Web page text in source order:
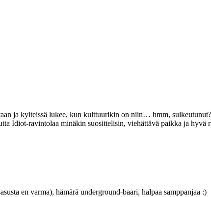
ja kylteissä lukee, kun kulttuurikin on niin… hmm,
Idiot-ravintolaa minäkin suosittelisin, viehättävä paikka ja hyvä
en varma), hämärä underground-baari, halpaa samppanjaa :)